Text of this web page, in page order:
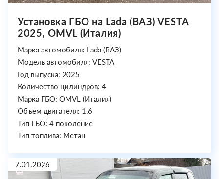
Установка ГБО на Lada (ВАЗ) VESTA
2025, OMVL (Италия)
Марка автомобиля: Lada (ВАЗ)
Модель автомобиля: VESTA
Год выпуска: 2025
Количество цилиндров: 4
Марка ГБО: OMVL (Италия)
Объем двигателя: 1.6
Тип ГБО: 4 поколение
Тип топлива: Метан
7.01.2026